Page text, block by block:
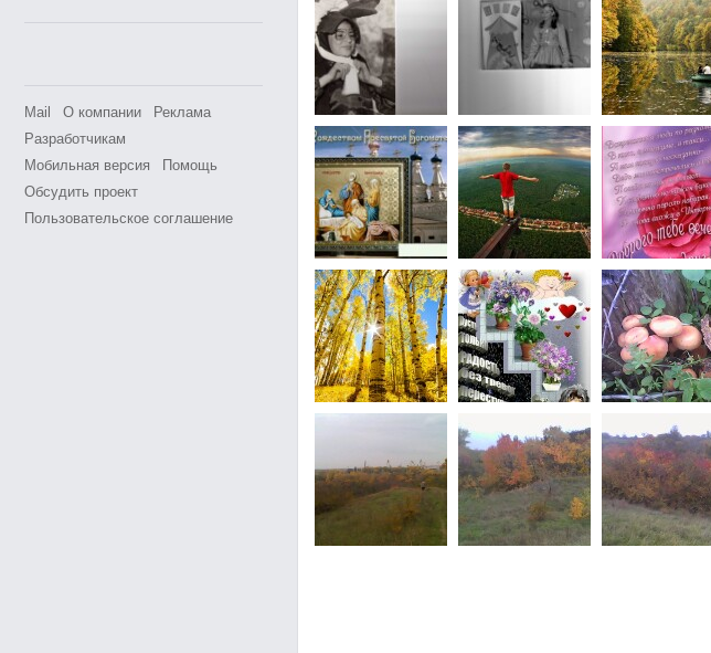
Mail О компании
Реклама
Разработчикам
Мобильная версия
Помощь
Обсудить проект
Пользовательское соглашение